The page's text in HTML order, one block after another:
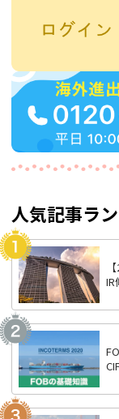
人気記事ラ